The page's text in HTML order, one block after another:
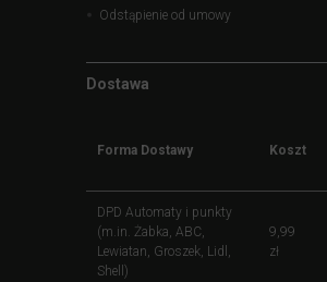
Odstąpienie od umowy
Dostawa
Forma Dostawy Koszt
DPD Automaty i punkty
(m.in. Żabka, ABC,
Lewiatan, Groszek, Lidl,
Shell)
9,99
zł